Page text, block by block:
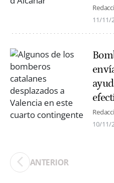
11/11/
10/11/
ANTERIOR